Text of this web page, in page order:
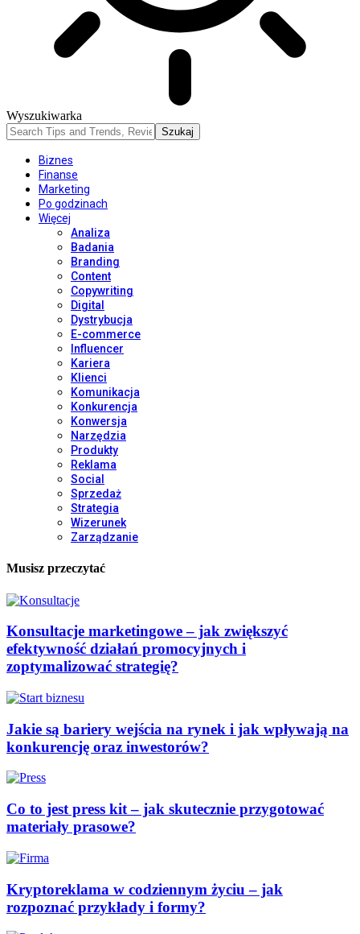
Wyszukiwarka
Biznes
Finanse
Marketing
Po godzinach
Więcej
Analiza
Badania
Branding
Content
Copywriting
Digital
Dystrybucja
E-commerce
Influencer
Kariera
Klienci
Komunikacja
Konkurencja
Konwersja
Narzędzia
Produkty
Reklama
Social
Sprzedaż
Strategia
Wizerunek
Zarządzanie
Musisz przeczytać
Konsultacje marketingowe – jak zwiększyć
efektywność działań promocyjnych i
zoptymalizować strategię?
Jakie są bariery wejścia na rynek i jak wpływają na
konkurencję oraz inwestorów?
Co to jest press kit – jak skutecznie przygotować
materiały prasowe?
Kryptoreklama w codziennym życiu – jak
rozpoznać przykłady i formy?